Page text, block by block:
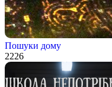
Пошуки дому
2226